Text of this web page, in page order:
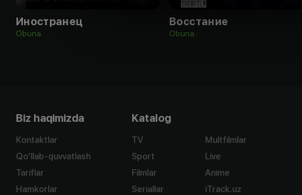
Иностранец
Obuna
Восстание
Obuna
Biz haqimizda
Kontaktlar
Qo'llab-quvvatlash
Tariflar
Hamkorlar
Katalog
TV
Sport
Filmlar
Seriallar
Multfilmlar
Live
Anime
iTrack.uz